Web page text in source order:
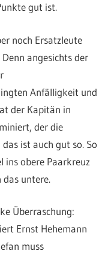
gut ist.
noch Ersatzleute
angesichts der
Anfälligkeit und
der Kapitän in
der die
ist auch gut so. So
ins obere Paarkreuz
das untere.
Überraschung:
Ernst Hehemann
muss